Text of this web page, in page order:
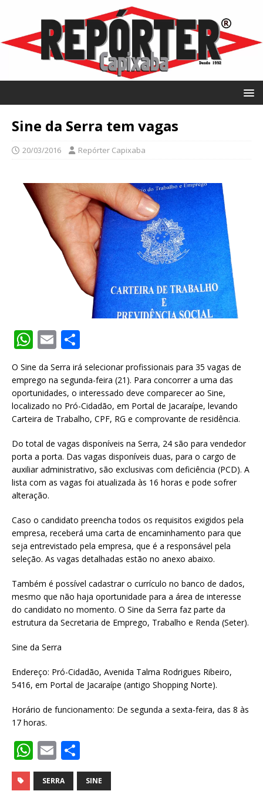
Sine da Serra tem vagas
20/03/2016 Repórter Capixaba
W
h
at
s
A
p
p
E
m
ai
l
h
ar
e
O Sine da Serra irá selecionar profissionais para 35 vagas de
emprego na segunda-feira (21). Para concorrer a uma das
oportunidades, o interessado deve comparecer ao Sine,
localizado no Pró-Cidadão, em Portal de Jacaraípe, levando
Carteira de Trabalho, CPF, RG e comprovante de residência.
Do total de vagas disponíveis na Serra, 24 são para vendedor
porta a porta. Das vagas disponíveis duas, para o cargo de
auxiliar administrativo, são exclusivas com deficiência (PCD). A
lista com as vagas foi atualizada às 16 horas e pode sofrer
alteração.
Caso o candidato preencha todos os requisitos exigidos pela
empresa, receberá uma carta de encaminhamento para que
seja entrevistado pela empresa, que é a responsável pela
seleção. As vagas detalhadas estão no anexo abaixo.
Também é possível cadastrar o currículo no banco de dados,
mesmo que não haja oportunidade para a área de interesse
do candidato no momento. O Sine da Serra faz parte da
estrutura da Secretaria de Emprego, Trabalho e Renda (Seter).
Sine da Serra
Endereço: Pró-Cidadão, Avenida Talma Rodrigues Ribeiro,
5416, em Portal de Jacaraípe (antigo Shopping Norte).
Horário de funcionamento: De segunda a sexta-feira, das 8 às
17 horas.
W
h
E
m h
SERRA SINE